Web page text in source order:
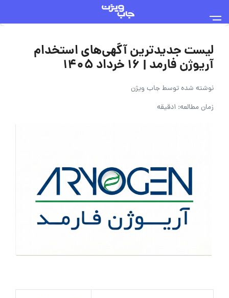
لیست جدیدترین آگهی‌های استخدام
آریوژن فارمد | ۱۶ خرداد ۱۴۰۵
نوشته شده توسطجاب ویژن
زمان مطالعه: 1دقیقه